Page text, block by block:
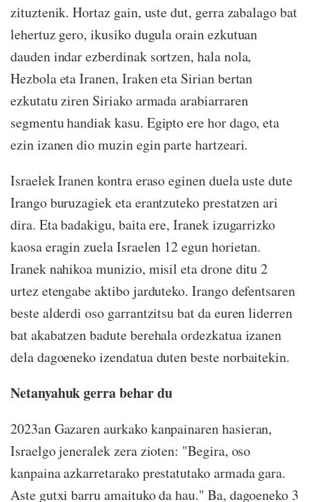
zituztenik. Hortaz gain, uste dut, gerra zabalago bat
lehertuz gero, ikusiko dugula orain ezkutuan
dauden indar ezberdinak sortzen, hala nola,
Hezbola eta Iranen, Iraken eta Sirian bertan
ezkutatu ziren Siriako armada arabiarraren
segmentu handiak kasu. Egipto ere hor dago, eta
ezin izanen dio muzin egin parte hartzeari.
Israelek Iranen kontra eraso eginen duela uste dute
Irango buruzagiek eta erantzuteko prestatzen ari
dira. Eta badakigu, baita ere, Iranek izugarrizko
kaosa eragin zuela Israelen 12 egun horietan.
Iranek nahikoa munizio, misil eta drone ditu 2
urtez etengabe aktibo jarduteko. Irango defentsaren
beste alderdi oso garrantzitsu bat da euren liderren
bat akabatzen badute berehala ordezkatua izanen
dela dagoeneko izendatua duten beste norbaitekin.
Netanyahuk gerra behar du
2023an Gazaren aurkako kanpainaren hasieran,
Israelgo jeneralek zera zioten: "Begira, oso
kanpaina azkarretarako prestatutako armada gara.
Aste gutxi barru amaituko da hau." Ba, dagoeneko 3